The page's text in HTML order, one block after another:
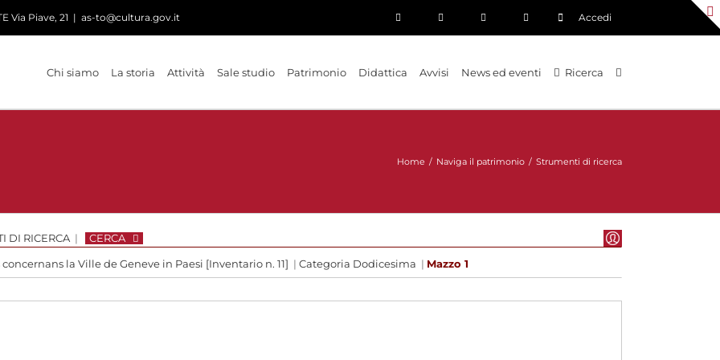
Via Piave, 21 | as-to@cultura.gov.it Accedi
Chi siamo La storia Attività Sale studio Patrimonio Didattica Avvisi News ed eventi Ricerca
Home / Naviga il patrimonio / Strumenti di ricerca
DI RICERCA | CERCA
la Ville de Geneve in Paesi [Inventario n. 11] | Categoria Dodicesima | Mazzo 1